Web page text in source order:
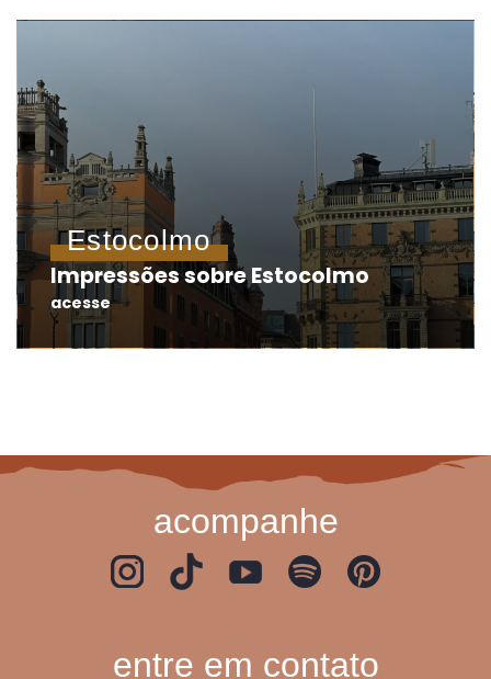
Estocolmo
Impressões sobre Estocolmo
acesse
acompanhe
entre em contato